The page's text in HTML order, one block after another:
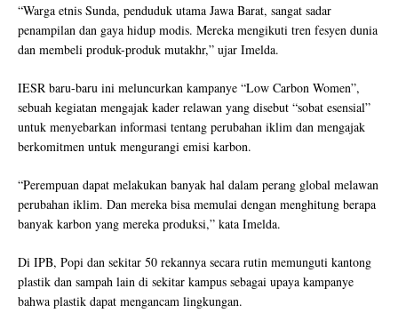
“Warga etnis Sunda, penduduk utama Jawa Barat, sangat sadar
penampilan dan gaya hidup modis. Mereka mengikuti tren fesyen dunia
dan membeli produk-produk mutakhr,” ujar Imelda.
IESR baru-baru ini meluncurkan kampanye “Low Carbon Women”,
sebuah kegiatan mengajak kader relawan yang disebut “sobat esensial”
untuk menyebarkan informasi tentang perubahan iklim dan mengajak
berkomitmen untuk mengurangi emisi karbon.
“Perempuan dapat melakukan banyak hal dalam perang global melawan
perubahan iklim. Dan mereka bisa memulai dengan menghitung berapa
banyak karbon yang mereka produksi,” kata Imelda.
Di IPB, Popi dan sekitar 50 rekannya secara rutin memunguti kantong
plastik dan sampah lain di sekitar kampus sebagai upaya kampanye
bahwa plastik dapat mengancam lingkungan.